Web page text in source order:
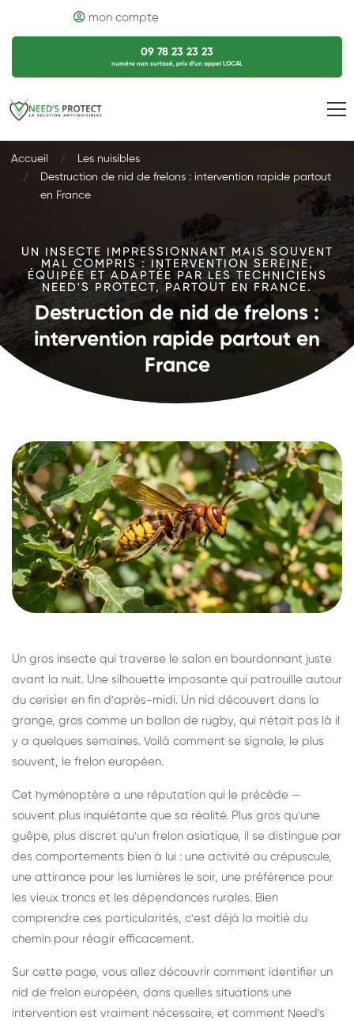
mon compte
09 78 23 23 23
numéro non surtaxé, prix d’un appel LOCAL
Accueil
Les nuisibles
Destruction de nid de frelons : intervention rapide partout
en France
UN INSECTE IMPRESSIONNANT MAIS SOUVENT
MAL COMPRIS : INTERVENTION SEREINE,
ÉQUIPÉE ET ADAPTÉE PAR LES TECHNICIENS
NEED'S PROTECT, PARTOUT EN FRANCE.
Destruction de nid de frelons :
intervention rapide partout en
France
Un gros insecte qui traverse le salon en bourdonnant juste
avant la nuit. Une silhouette imposante qui patrouille autour
du cerisier en fin d'après-midi. Un nid découvert dans la
grange, gros comme un ballon de rugby, qui n'était pas là il
y a quelques semaines. Voilà comment se signale, le plus
souvent, le frelon européen.
Cet hyménoptère a une réputation qui le précède —
souvent plus inquiétante que sa réalité. Plus gros qu'une
guêpe, plus discret qu'un frelon asiatique, il se distingue par
des comportements bien à lui : une activité au crépuscule,
une attirance pour les lumières le soir, une préférence pour
les vieux troncs et les dépendances rurales. Bien
comprendre ces particularités, c'est déjà la moitié du
chemin pour réagir efficacement.
Sur cette page, vous allez découvrir comment identifier un
nid de frelon européen, dans quelles situations une
intervention est vraiment nécessaire, et comment Need's